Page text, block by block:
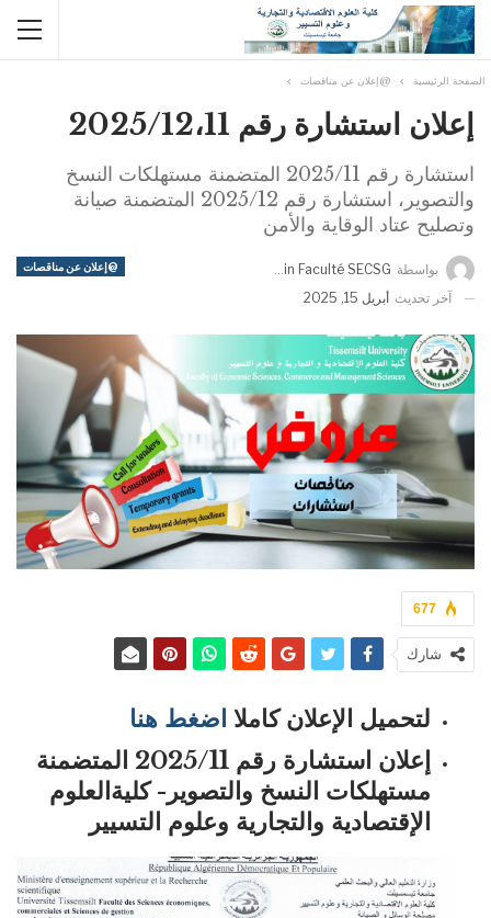
الصفحة الرئيسية @إعلان عن مناقصات
إعلان استشارة رقم 2025/12،11
استشارة رقم 2025/11 المتضمنة مستهلكات النسخ
والتصوير، استشارة رقم 2025/12 المتضمنة صيانة
وتصليح عتاد الوقاية والأمن
@إعلان عن مناقصات بواسطة Admin Faculté SECSG
آخر تحديث أبريل 15, 2025
677
شارك
لتحميل الإعلان كاملا اضغط هنا
إعلان استشارة رقم 2025/11 المتضمنة
مستهلكات النسخ والتصوير-كليةالعلوم
الإقتصادية والتجارية وعلوم التسيير